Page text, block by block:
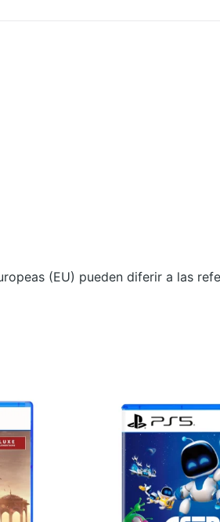
(EU) pueden diferir a las